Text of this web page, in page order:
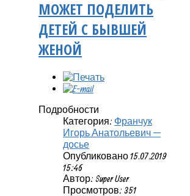
МОЖЕТ ПОДЕЛИТЬ
ДЕТЕЙ С БЫВШЕЙ
ЖЕНОЙ
Подробности
Категория: Франчук
Игорь Анатольевич —
досье
Опубликовано 15.07.2019
15:46
Автор: Super User
Просмотров: 351